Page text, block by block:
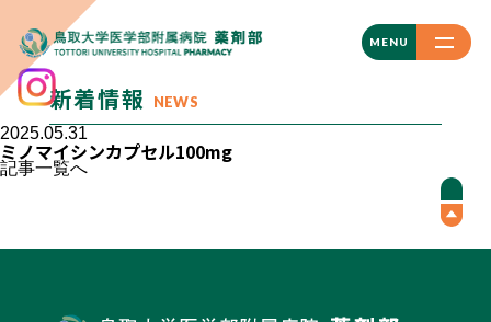
MENU
CLOSE
新着情報 NEWS
2025.05.31
ミノマイシンカプセル100mg
記事一覧へ